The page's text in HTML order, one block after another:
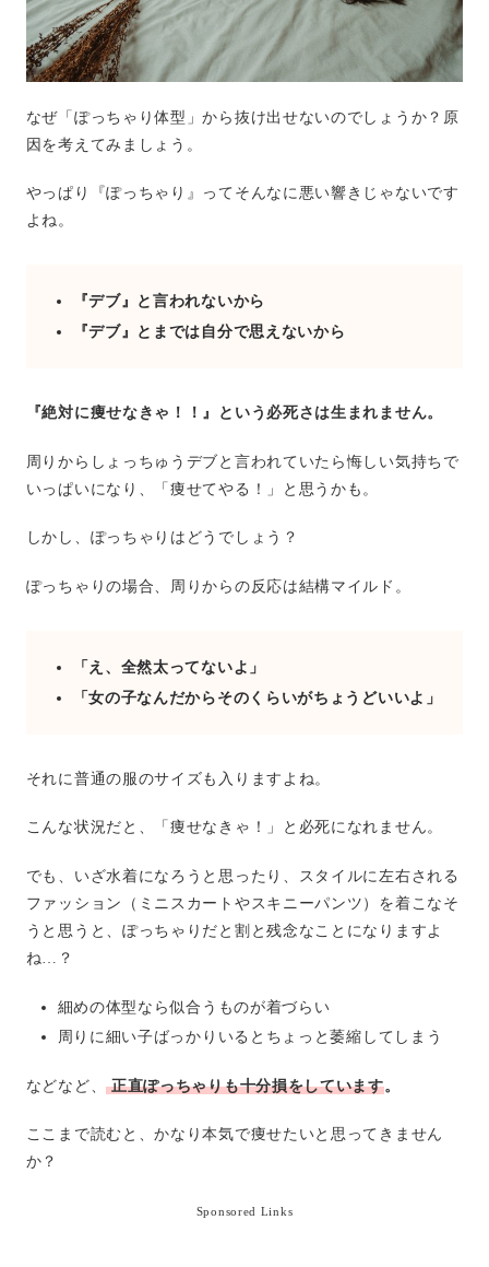
なぜ「ぽっちゃり体型」から抜け出せないのでしょうか？原
因を考えてみましょう。
やっぱり『ぽっちゃり』ってそんなに悪い響きじゃないです
よね。
『デブ』と言われないから
『デブ』とまでは自分で思えないから
『絶対に痩せなきゃ！！』という必死さは生まれません。
周りからしょっちゅうデブと言われていたら悔しい気持ちで
いっぱいになり、「痩せてやる！」と思うかも。
しかし、ぽっちゃりはどうでしょう？
ぽっちゃりの場合、周りからの反応は結構マイルド。
「え、全然太ってないよ」
「女の子なんだからそのくらいがちょうどいいよ」
それに普通の服のサイズも入りますよね。
こんな状況だと、「痩せなきゃ！」と必死になれません。
でも、いざ水着になろうと思ったり、スタイルに左右される
ファッション（ミニスカートやスキニーパンツ）を着こなそ
うと思うと、ぽっちゃりだと割と残念なことになりますよ
ね…？
細めの体型なら似合うものが着づらい
周りに細い子ばっかりいるとちょっと萎縮してしまう
などなど、正直ぽっちゃりも十分損をしています。
ここまで読むと、かなり本気で痩せたいと思ってきません
か？
Sponsored Links